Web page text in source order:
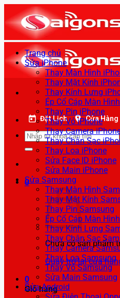
qua
nội
dung
Đặt Lịch Cửa Hàng
Tìm
kiếm:
0
Chưa có sản phẩm
Quay trở lại cửa
0
Giỏ hàng
Trang chủ
Sửa iPhone
Thay Màn Hình
Thay Mặt Kính
Thay Kính Lưng
Ép Cổ Cáp Màn
Thay Pin iPhone
Thay Vỏ iPhone
Thay Camera
Thay Chân Sạc
Thay Loa iPhone
Sửa Face ID iPhone
Sửa Main iPhone
Sửa Samsung
Thay Màn Hình
Thay Mặt Kính
Thay Pin Samsung
Ép Cổ Cáp Màn
Thay Kính Lưng
Thay Chân Sạc
Thay Camera
Thay Loa Samsung
Thay Vỏ Samsung
Sửa Main Samsung
Sửa Android